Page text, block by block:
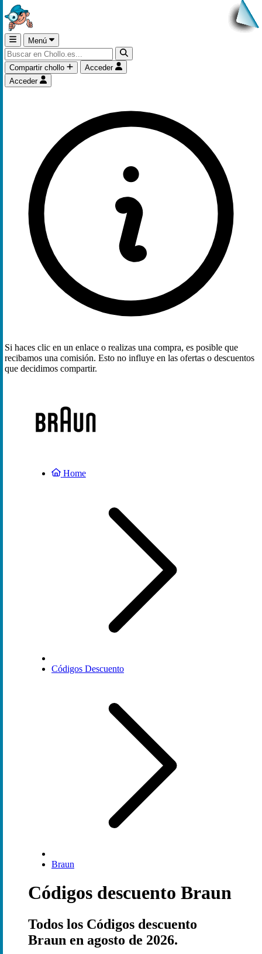
Menú
Compartir chollo
Acceder
Acceder
Si haces clic en un enlace o realizas una compra, es posible que
recibamos una comisión. Esto no influye en las ofertas o descuentos
que decidimos compartir.
Home
Códigos Descuento
Braun
Códigos descuento Braun
Todos los Códigos descuento
Braun en agosto de 2026.